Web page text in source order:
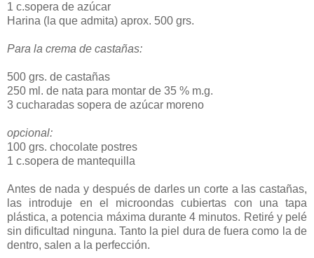
1 c.sopera de azúcar
Harina (la que admita) aprox. 500 grs.
Para la crema de castañas:
500 grs. de castañas
250 ml. de nata para montar de 35 % m.g.
3 cucharadas sopera de azúcar moreno
opcional:
100 grs. chocolate postres
1 c.sopera de mantequilla
Antes de nada y después de darles un corte a las castañas,
las introduje en el microondas cubiertas con una tapa
plástica, a potencia máxima durante 4 minutos. Retiré y pelé
sin dificultad ninguna. Tanto la piel dura de fuera como la de
dentro, salen a la perfección.